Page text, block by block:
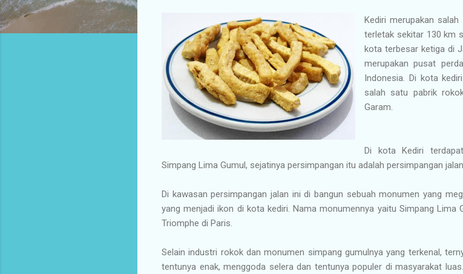
Kediri merupakan
terletak sekitar 130 km
kota terbesar ketiga di
merupakan pusat
Indonesia. Di kota
salah satu pabrik
Garam.
Di kota Kediri
Simpang Lima Gumul, sejatinya persimpangan itu adalah persimpangan
Di kawasan persimpangan jalan ini di bangun sebuah monumen yang
yang menjadi ikon di kota kediri. Nama monumennya yaitu Simpang Lima
Triomphe di Paris.
Selain industri rokok dan monumen simpang gumulnya yang terkenal,
tentunya enak, menggoda selera dan tentunya populer di masyarakat